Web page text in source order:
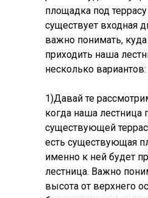
площадка под
существует входная
важно понимать,
приходить наша
несколько вариантов:
1)Давай те
когда наша лестница
существующей
есть существующая
именно к ней будет
лестница. Важно
высота от верхнего